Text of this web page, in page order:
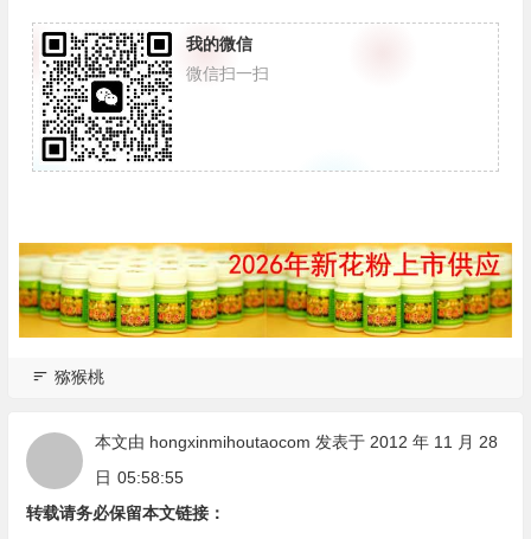
我的微信
微信扫一扫
猕猴桃
本文由 hongxinmihoutaocom 发表于 2012 年 11 月 28
日 05:58:55
转载请务必保留本文链接：